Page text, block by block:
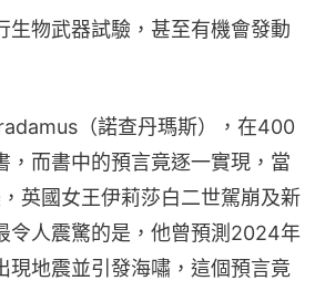
生物武器試驗，甚至有機會發動
（諾查丹瑪斯），在400
，而書中的預言竟逐一實現，當
英國女王伊莉莎白二世駕崩及新
令人震驚的是，他曾預測2024年
現地震並引發海嘯，這個預言竟